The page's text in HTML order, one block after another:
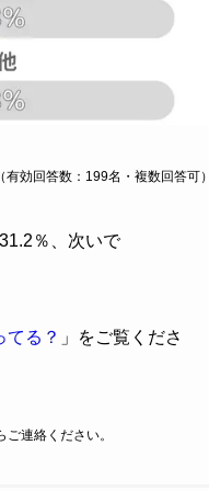
有効回答数：199名・複数回答可
％、次いで
る？ 」をご覧くださ
ご連絡ください。